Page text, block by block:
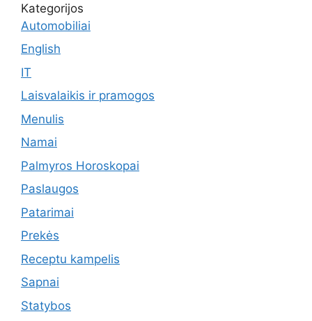
Kategorijos
Automobiliai
English
IT
Laisvalaikis ir pramogos
Menulis
Namai
Palmyros Horoskopai
Paslaugos
Patarimai
Prekės
Receptu kampelis
Sapnai
Statybos